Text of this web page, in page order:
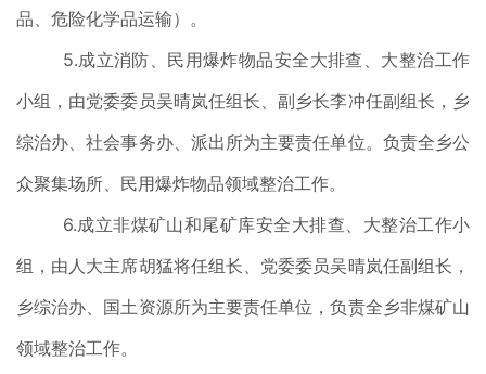
品、危险化学品运输）。
5.成立消防、民用爆炸物品安全大排查、大整治工作
小组，由党委委员吴晴岚任组长、副乡长李冲任副组长，乡
综治办、社会事务办、派出所为主要责任单位。负责全乡公
众聚集场所、民用爆炸物品领域整治工作。
6.成立非煤矿山和尾矿库安全大排查、大整治工作小
组，由人大主席胡猛将任组长、党委委员吴晴岚任副组长，
乡综治办、国土资源所为主要责任单位，负责全乡非煤矿山
领域整治工作。